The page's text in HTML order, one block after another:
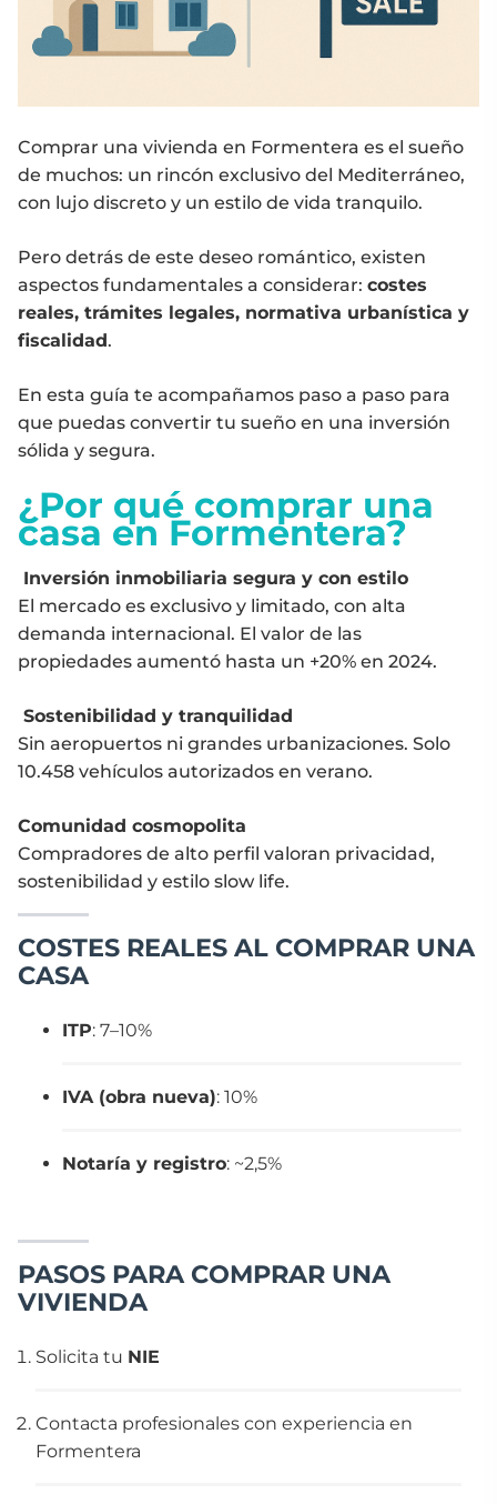
Comprar una vivienda en Formentera es el sueño
de muchos: un rincón exclusivo del Mediterráneo,
con lujo discreto y un estilo de vida tranquilo.
Pero detrás de este deseo romántico, existen
aspectos fundamentales a considerar: costes
reales, trámites legales, normativa urbanística y
fiscalidad.
En esta guía te acompañamos paso a paso para
que puedas convertir tu sueño en una inversión
sólida y segura.
¿Por qué comprar una
casa en Formentera?
Inversión inmobiliaria segura y con estilo
El mercado es exclusivo y limitado, con alta
demanda internacional. El valor de las
propiedades aumentó hasta un +20% en 2024.
Sostenibilidad y tranquilidad
Sin aeropuertos ni grandes urbanizaciones. Solo
10.458 vehículos autorizados en verano.
Comunidad cosmopolita
Compradores de alto perfil valoran privacidad,
sostenibilidad y estilo slow life.
COSTES REALES AL COMPRAR UNA
CASA
ITP: 7–10%
IVA (obra nueva): 10%
Notaría y registro: ~2,5%
PASOS PARA COMPRAR UNA
VIVIENDA
Solicita tu NIE
Contacta profesionales con experiencia en
Formentera